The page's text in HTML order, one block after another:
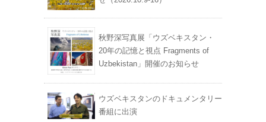
秋野深写真展「ウズベキスタン・
20年の記憶と視点 Fragments of
Uzbekistan」開催のお知らせ
ウズベキスタンのドキュメンタリー
番組に出演